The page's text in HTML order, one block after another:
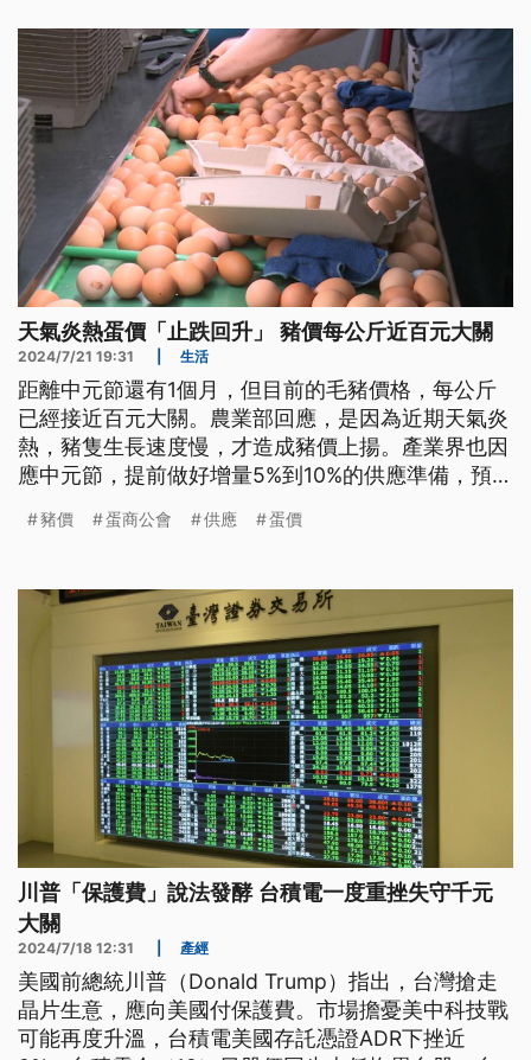
天氣炎熱蛋價「止跌回升」 豬價每公斤近百元大關
2024/7/21 19:31 生活
距離中元節還有1個月，但目前的毛豬價格，每公斤
已經接近百元大關。農業部回應，是因為近期天氣炎
熱，豬隻生長速度慢，才造成豬價上揚。產業界也因
應中元節，提前做好增量5%到10%的供應準備，預期
商公會決定從22日開始，雞蛋批發價每台斤漲3元，
價首度止跌回升。
豬價 蛋商公會 供應 蛋價
川普「保護費」說法發酵 台積電一度重挫失守千元
大關
2024/7/18 12:31 產經
美國前總統川普（Donald Trump）指出，台灣搶走
晶片生意，應向美國付保護費。市場擔憂美中科技戰
可能再度升溫，台積電美國存託憑證ADR下挫近